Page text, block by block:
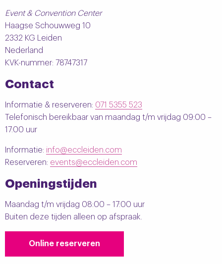
Event & Convention Center
Haagse Schouwweg 10
2332 KG Leiden
Nederland
KVK-nummer: 78747317
Contact
Informatie & reserveren: 071 5355 523
Telefonisch bereikbaar van maandag t/m vrijdag 09:00 –
17:00 uur
Informatie: info@eccleiden.com
Reserveren: events@eccleiden.com
Openingstijden
Maandag t/m vrijdag 08:00 – 17:00 uur
Buiten deze tijden alleen op afspraak.
Online reserveren